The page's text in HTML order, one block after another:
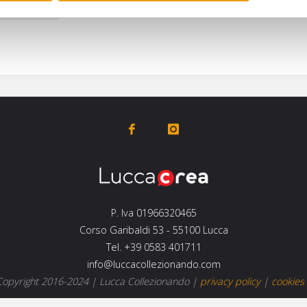
P. Iva 01966320465
Corso Garibaldi 53 - 55100 Lucca
Tel. +39 0583 401711
info@luccacollezionando.com
2016-2024 | Lucca Collezionando| privacy policy| cookies